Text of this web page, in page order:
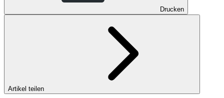
Drucken
Artikel teilen